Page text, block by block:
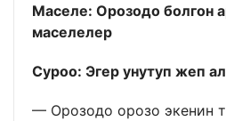
Маселе: Орозодо болгон
маселелер
Суроо: Эгер унутуп жеп
— Орозодо орозо экенин